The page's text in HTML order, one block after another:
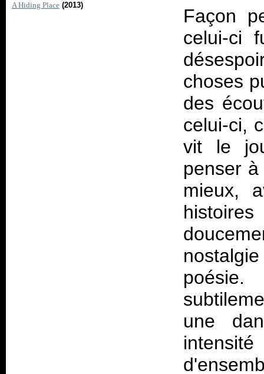
A Hiding Place (2013)
Façon
celui-ci
choses
des
celui-ci,
vit le
penser
mieux,
une